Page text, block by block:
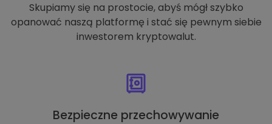
Skupiamy się na prostocie, abyś mógł szybko
opanować naszą platformę i stać się pewnym siebie
inwestorem kryptowalut.
Bezpieczne przechowywanie